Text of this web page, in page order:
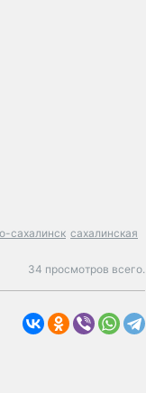
сахалинск сахалинская
34 просмотров всего.